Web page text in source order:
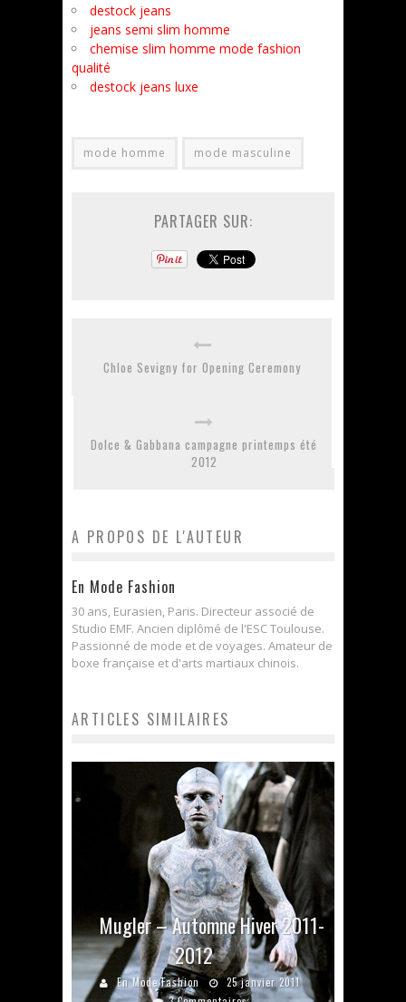
destock jeans
jeans semi slim homme
chemise slim homme mode fashion
qualité
destock jeans luxe
mode homme mode masculine
PARTAGER SUR:
Chloe Sevigny for Opening Ceremony
Dolce & Gabbana campagne printemps été
2012
A PROPOS DE L'AUTEUR
En Mode Fashion
30 ans, Eurasien, Paris. Directeur associé de
Studio EMF. Ancien diplômé de l'ESC Toulouse.
Passionné de mode et de voyages. Amateur de
boxe française et d'arts martiaux chinois.
ARTICLES SIMILAIRES
Mugler – Automne Hiver 2011-
2012
En Mode Fashion
25 janvier 2011